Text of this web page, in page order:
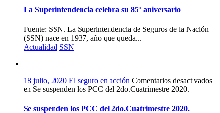
La Superintendencia celebra su 85° aniversario
Fuente: SSN. La Superintendencia de Seguros de la Nación
(SSN) nace en 1937, año que queda...
Actualidad SSN
18 julio, 2020 El seguro en acción Comentarios desactivados
en Se suspenden los PCC del 2do.Cuatrimestre 2020.
Se suspenden los PCC del 2do.Cuatrimestre 2020.